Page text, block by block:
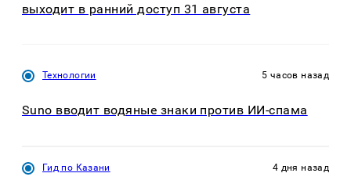
выходит в ранний доступ 31 августа
Технологии 5 часов назад
Suno вводит водяные знаки против ИИ-спама
Гид по Казани 4 дня назад